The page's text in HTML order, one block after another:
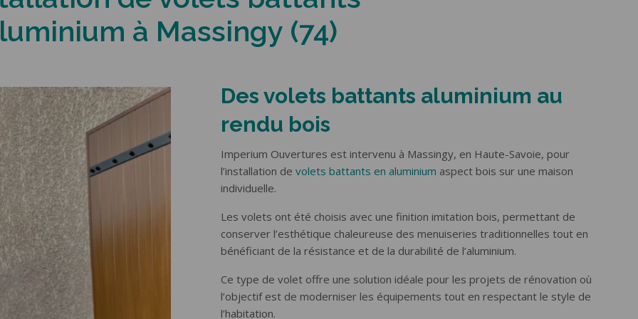
GARAGE
latérale
plafond
CLÔTURES & GARDE-
CORPS
Portail coulissant
Clôture
Garde-corps
à Massingy (74)
Des volets battants aluminium au
rendu bois
Imperium Ouvertures est intervenu à Massingy, en Haute-Savoie, pour
l’installation de volets battants en aluminium aspect bois sur une maison
individuelle.
Les volets ont été choisis avec une finition imitation bois, permettant de
conserver l’esthétique chaleureuse des menuiseries traditionnelles tout en
bénéficiant de la résistance et de la durabilité de l’aluminium.
Ce type de volet offre une solution idéale pour les projets de rénovation où
l’objectif est de moderniser les équipements tout en respectant le style de
l’habitation.